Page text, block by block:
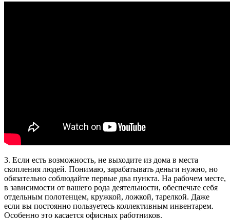
3. Если есть возможность, не выходите из дома в места
скопления людей. Понимаю, зарабатывать деньги нужно, но
обязательно соблюдайте первые два пункта. На рабочем месте,
в зависимости от вашего рода деятельности, обеспечьте себя
отдельным полотенцем, кружкой, ложкой, тарелкой. Даже
если вы постоянно пользуетесь коллективным инвентарем.
Особенно это касается офисных работников.